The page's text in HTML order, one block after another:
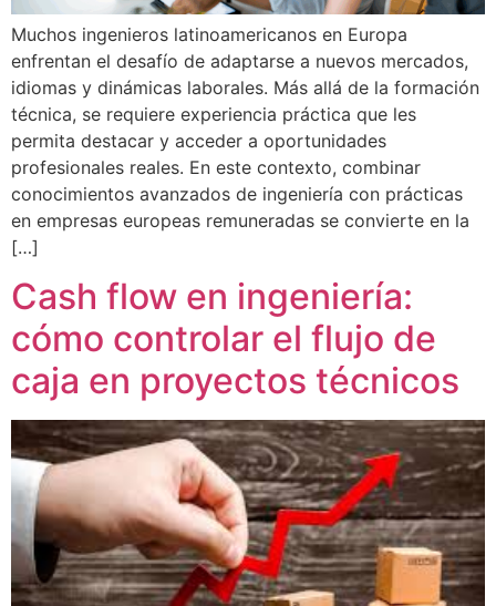
Muchos ingenieros latinoamericanos en Europa
enfrentan el desafío de adaptarse a nuevos mercados,
idiomas y dinámicas laborales. Más allá de la formación
técnica, se requiere experiencia práctica que les
permita destacar y acceder a oportunidades
profesionales reales. En este contexto, combinar
conocimientos avanzados de ingeniería con prácticas
en empresas europeas remuneradas se convierte en la
[…]
Cash flow en ingeniería:
cómo controlar el flujo de
caja en proyectos técnicos